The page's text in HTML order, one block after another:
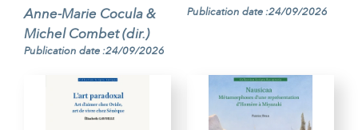
Anne-Marie Cocula &
Michel Combet (dir.)
Publication date :24/09/2026
Publication date :24/09/2026